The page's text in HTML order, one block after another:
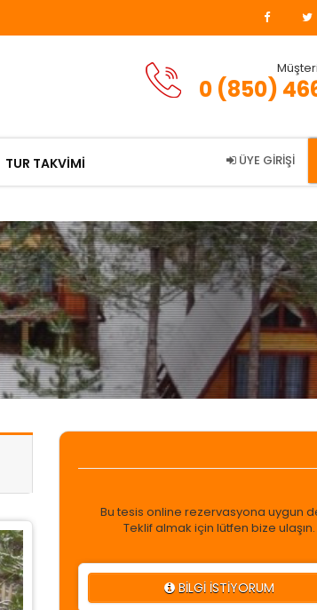
0 (850)
TUR TAKVİMİ ÜYE GİRİŞİ
Bu tesis online rezervasyona uygun
Teklif almak için lütfen bize ulaşın.
BİLGİ İSTİYORUM